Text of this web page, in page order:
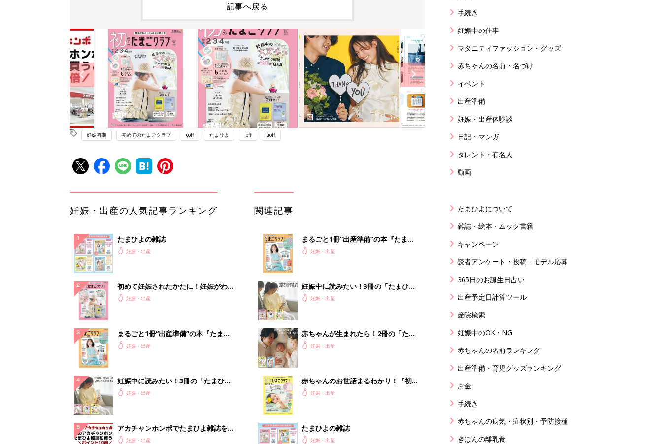
記事へ戻る
妊娠初期 初めてのたまごクラブ coff たまひよ loff aoff
妊娠・出産の人気記事ランキング
たまひよの雑誌
妊娠・出産
初めて妊娠されたかたに！妊娠がわか
ったら最初に読む本『初めてのたまご
妊娠・出産
まるごと1冊“出産準備”の本『たまご
クラブ 夏号』〈スペシャル大特集〉
妊娠・出産
妊娠中に読みたい！3冊の「たまひ
よ」妊娠・出産
アカチャンホンポでたまひよ雑誌を買
うとポイント10倍【期間限定】
妊娠・出産
関連記事
まるごと1冊“出産準備”の本『たまご
クラブ 夏号』〈スペシャル大特集〉
妊娠・出産
妊娠中に読みたい！3冊の「たまひ
よ」妊娠・出産
赤ちゃんが生まれたら！2冊の「たま
ひよ」
妊娠・出産
赤ちゃんのお世話まるわかり！『初め
てのひよこクラブ 夏号』〈巻頭大特
妊娠・出産
たまひよの雑誌
妊娠・出産
手続き
妊娠中の仕事
マタニティファッション・グッズ
赤ちゃんの名前・名づけ
イベント
出産準備
妊娠・出産体験談
日記・マンガ
タレント・有名人
動画
たまひよについて
雑誌・絵本・ムック書籍
キャンペーン
読者アンケート・投稿・モデル応募
365日のお誕生日占い
出産予定日計算ツール
産院検索
妊娠中のOK・NG
赤ちゃんの名前ランキング
出産準備・育児グッズランキング
お金
手続き
赤ちゃんの病気・症状別・予防接種
きほんの離乳食